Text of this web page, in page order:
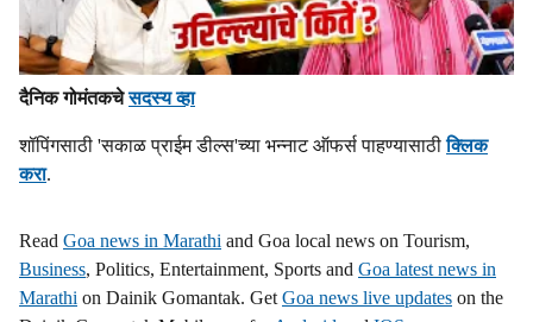
दैनिक गोमंतकचेसदस्य व्हा
शॉपिंगसाठी 'सकाळ प्राईम डील्स'च्या भन्नाट ऑफर्स पाहण्यासाठीक्लिक
करा.
Read Goa news in Marathi and Goa local news on Tourism,
Business, Politics, Entertainment, Sports and Goa latest news in
Marathi on Dainik Gomantak. Get Goa news live updates on the